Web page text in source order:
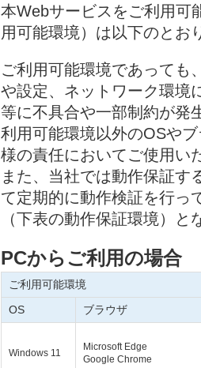
本Webサービスをご利用可
用可能環境）は以下のとお
ご利用可能環境であっても
や設定、ネットワーク環境
等に不具合や一部制約が発
利用可能環境以外のOSや
様の責任においてご使用い
また、当社では動作保証す
て定期的に動作検証を行っ
（下表の動作保証環境）と
PCからご利用の場合
ご利用可能環境
OS
ブラウザ
Windows 11
Microsoft Edge
Google Chrome